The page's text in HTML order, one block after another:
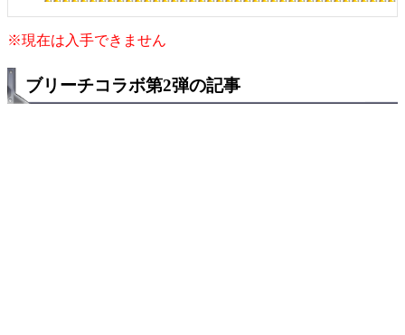
※現在は入手できません
ブリーチコラボ第2弾の記事